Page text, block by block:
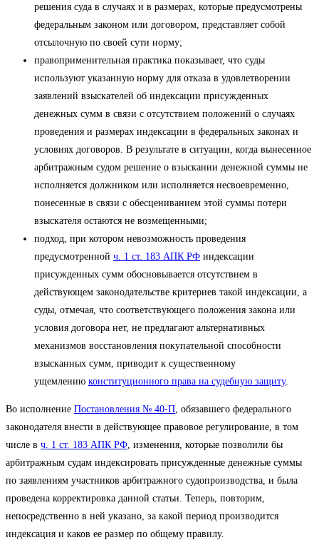
решения суда в случаях и в размерах, которые предусмотрены
федеральным законом или договором, представляет собой
отсылочную по своей сути норму;
правоприменительная практика показывает, что суды
используют указанную норму для отказа в удовлетворении
заявлений взыскателей об индексации присужденных
денежных сумм в связи с отсутствием положений о случаях
проведения и размерах индексации в федеральных законах и
условиях договоров. В результате в ситуации, когда вынесенное
арбитражным судом решение о взыскании денежной суммы не
исполняется должником или исполняется несвоевременно,
понесенные в связи с обесцениванием этой суммы потери
взыскателя остаются не возмещенными;
подход, при котором невозможность проведения
предусмотренной ч. 1 ст. 183 АПК РФ индексации
присужденных сумм обосновывается отсутствием в
действующем законодательстве критериев такой индексации, а
суды, отмечая, что соответствующего положения закона или
условия договора нет, не предлагают альтернативных
механизмов восстановления покупательной способности
взысканных сумм, приводит к существенному
ущемлению конституционного права на судебную защиту.
Во исполнение Постановления № 40-П , обязавшего федерального
законодателя внести в действующее правовое регулирование, в том
числе в ч. 1 ст. 183 АПК РФ , изменения, которые позволили бы
арбитражным судам индексировать присужденные денежные суммы
по заявлениям участников арбитражного судопроизводства, и была
проведена корректировка данной статьи. Теперь, повторим,
непосредственно в ней указано, за какой период производится
индексация и каков ее размер по общему правилу.